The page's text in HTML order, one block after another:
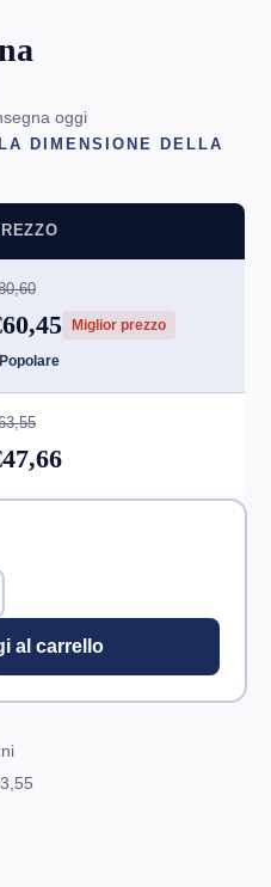
oggi
DIMENSIONE DELLA
Miglior prezzo
Popolare
al carrello